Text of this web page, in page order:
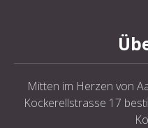
Mitten im Herzen von
Kockerellstrasse 17